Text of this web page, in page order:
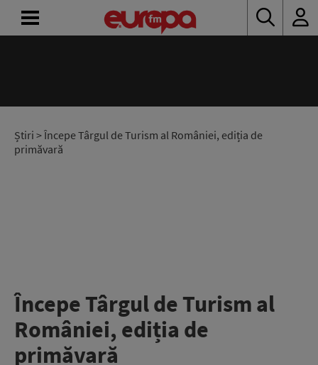
Știri > Începe Târgul de Turism al României, ediția de
primăvară
Începe Târgul de Turism al
României, ediția de
primăvară
RADIO